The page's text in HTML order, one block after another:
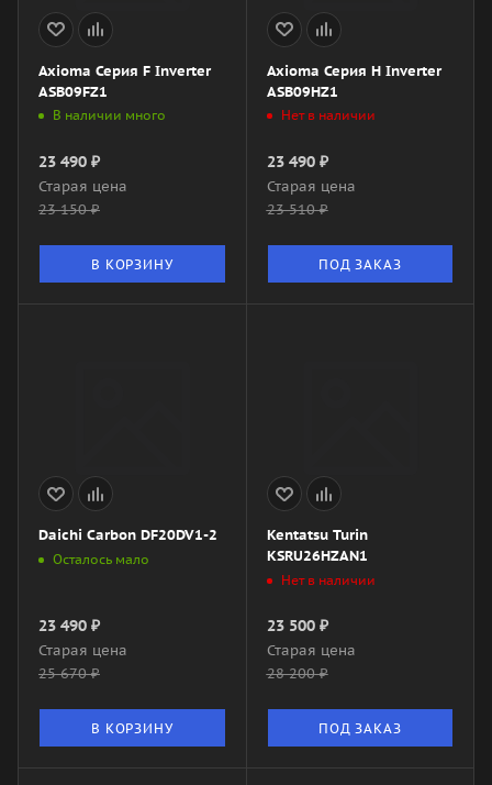
Axioma Серия F Inverter
ASB09FZ1
В наличии много
23 490 ₽
Старая цена
23 150₽
В КОРЗИНУ
Axioma Серия H Inverter
ASB09HZ1
Нет в наличии
23 490₽
Старая цена
23 510₽
ПОД ЗАКАЗ
Daichi Carbon DF20DV1-2
Осталось мало
23 490 ₽
Старая цена
25 670₽
В КОРЗИНУ
Kentatsu Turin
KSRU26HZAN1
Нет в наличии
23 500₽
Старая цена
28 200₽
ПОД ЗАКАЗ